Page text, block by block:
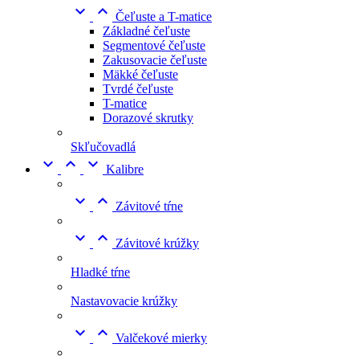
  Čeľuste a T-matice
Základné čeľuste
Segmentové čeľuste
Zakusovacie čeľuste
Mäkké čeľuste
Tvrdé čeľuste
T-matice
Dorazové skrutky
Skľučovadlá
   Kalibre
  Závitové tŕne
  Závitové krúžky
Hladké tŕne
Nastavovacie krúžky
  Valčekové mierky